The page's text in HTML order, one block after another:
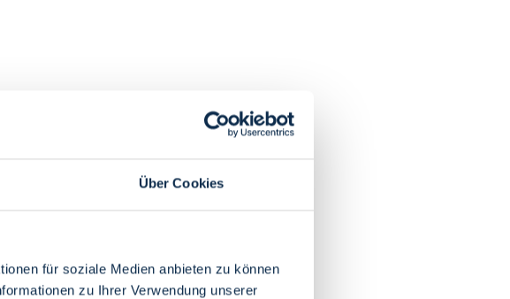
Über Cookies
für soziale Medien anbieten zu können
zu Ihrer Verwendung unserer